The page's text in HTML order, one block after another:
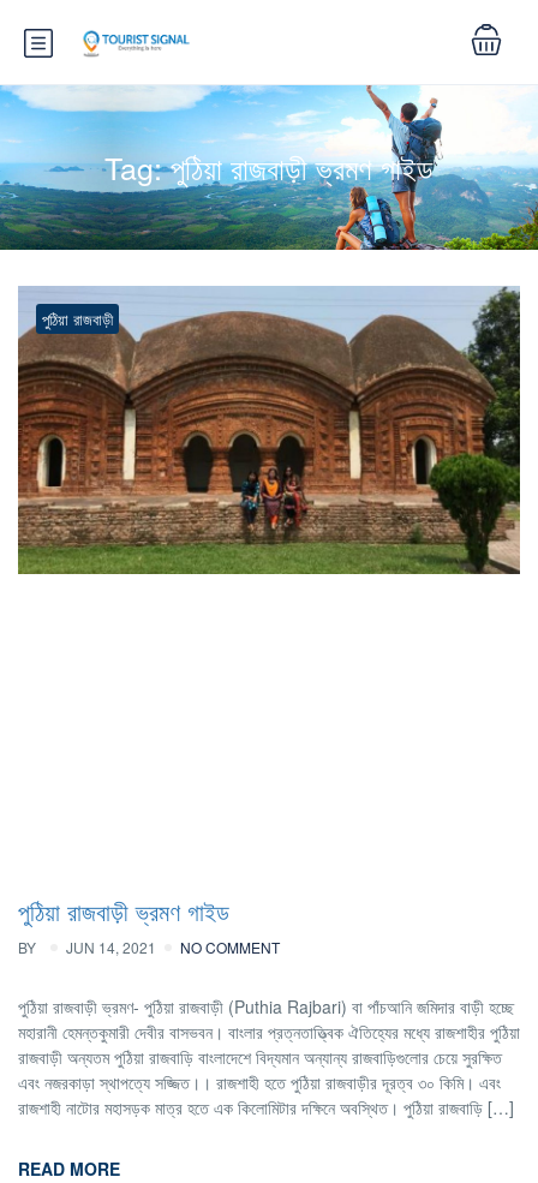
Tag:পুঠিয়া রাজবাড়ী ভ্রমণ গাইড
পুঠিয়া রাজবাড়ী
পুঠিয়া রাজবাড়ী ভ্রমণ গাইড
BY JUN 14, 2021 NO COMMENT
পুঠিয়া রাজবাড়ী ভ্রমণ- পুঠিয়া রাজবাড়ী (Puthia Rajbari) বা পাঁচআনি জমিদার বাড়ী হচ্ছে
মহারানী হেমন্তকুমারী দেবীর বাসভবন। বাংলার প্রত্নতাত্ত্বিক ঐতিহ্যের মধ্যে রাজশাহীর পুঠিয়া
রাজবাড়ী অন্যতম পুঠিয়া রাজবাড়ি বাংলাদেশে বিদ্যমান অন্যান্য রাজবাড়িগুলোর চেয়ে সুরক্ষিত
এবং নজরকাড়া স্থাপত্যে সজ্জিত।। রাজশাহী হতে পুঠিয়া রাজবাড়ীর দূরত্ব ৩০ কিমি। এবং
রাজশাহী নাটোর মহাসড়ক মাত্র হতে এক কিলোমিটার দক্ষিনে অবস্থিত। পুঠিয়া রাজবাড়ি […]
READ MORE